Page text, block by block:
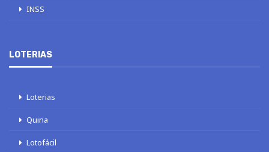
INSS
LOTERIAS
Loterias
Quina
Lotofácil